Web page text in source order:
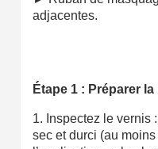
adjacentes.
Étape 1 : Préparer
1. Inspectez le vernis
sec et durci (au